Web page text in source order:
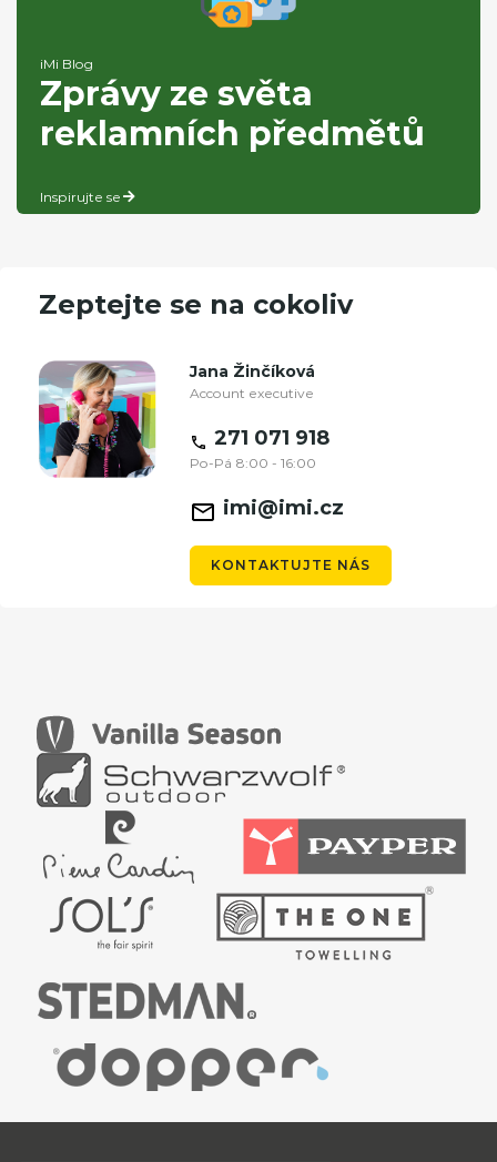
iMi Blog
Zprávy ze světa
reklamních předmětů
Inspirujte se
Zeptejte se na cokoliv
Jana Žinčíková
Account executive
271 071 918
Po-Pá 8:00 - 16:00
imi@imi.cz
KONTAKTUJTE NÁS